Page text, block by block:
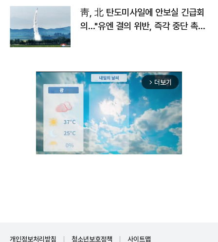
靑, 北 탄도미사일에 안보실 긴급회
의…"유엔 결의 위반, 즉각 중단 촉
arrow_forward_ios 더보기
개인정보처리방침 청소년보호정책 사이트맵